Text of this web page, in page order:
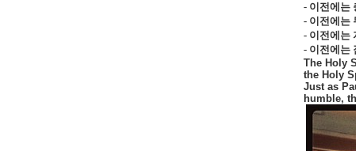
- 이전에는
- 이전에는
- 이전에는
- 이전에는
The Holy
the Holy
Just as
humble,